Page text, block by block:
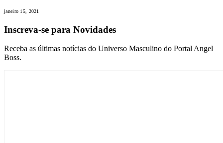
janeiro 15, 2021
Inscreva-se para Novidades
Receba as últimas notícias do Universo Masculino do Portal Angel
Boss.